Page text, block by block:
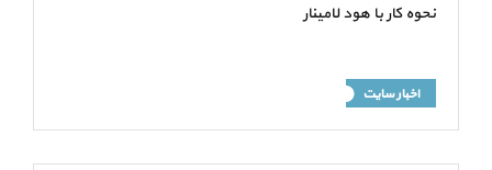
نحوه کار با هود لامینار
اخبار سایت